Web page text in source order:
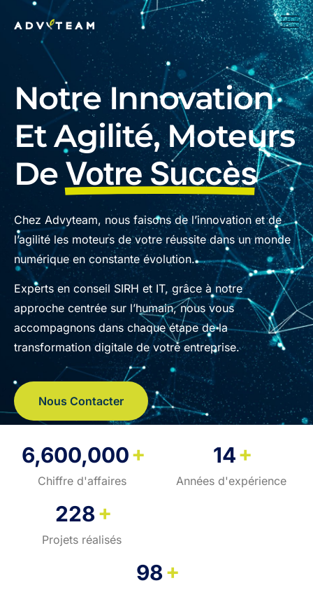
Notre Innovation
Et Agilité, Moteurs
De Votre Succès
Chez Advyteam, nous faisons de l’innovation et de
l’agilité les moteurs de votre réussite dans un monde
numérique en constante évolution.
Experts en conseil SIRH et IT, grâce à notre
approche centrée sur l’humain, nous vous
accompagnons dans chaque étape de la
transformation digitale de votre entreprise.
Nous Contacter
6,600,000+
Chiffre d'affaires
14+
Années d'expérience
228+
Projets réalisés
98+